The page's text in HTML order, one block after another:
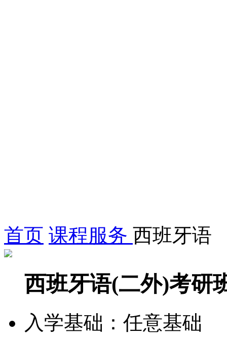
首页 课程服务 西班牙语
西班牙语(二外)考研
入学基础： 任意基础